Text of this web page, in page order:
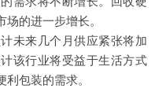
的进一步增长。
未来几个月供应紧张将加
该行业将受益于生活方式
包装的需求。